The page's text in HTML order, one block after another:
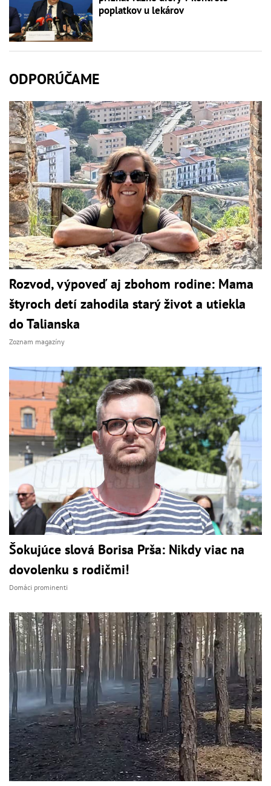
poplatkov u lekárov
ODPORÚČAME
Rozvod, výpoveď aj zbohom rodine: Mama
štyroch detí zahodila starý život a utiekla
do Talianska
Zoznam magazíny
Šokujúce slová Borisa Prša: Nikdy viac na
dovolenku s rodičmi!
Domáci prominenti